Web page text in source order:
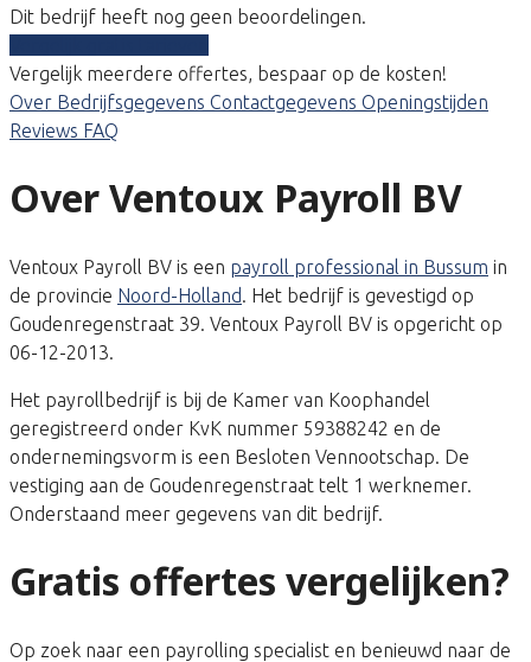
Dit bedrijf heeft nog geen beoordelingen.
Vergelijk meerdere offertes, bespaar op de kosten!
Over Bedrijfsgegevens Contactgegevens Openingstijden
Reviews FAQ
Over Ventoux Payroll BV
Ventoux Payroll BV is een payroll professional in Bussum in
de provincie Noord-Holland. Het bedrijf is gevestigd op
Goudenregenstraat 39. Ventoux Payroll BV is opgericht op
06-12-2013.
Het payrollbedrijf is bij de Kamer van Koophandel
geregistreerd onder KvK nummer 59388242 en de
ondernemingsvorm is een Besloten Vennootschap. De
vestiging aan de Goudenregenstraat telt 1 werknemer.
Onderstaand meer gegevens van dit bedrijf.
Gratis offertes vergelijken?
Op zoek naar een payrolling specialist en benieuwd naar de